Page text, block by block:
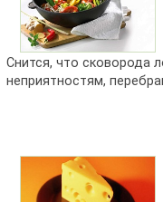
Снится, что сковорода
неприятностям,